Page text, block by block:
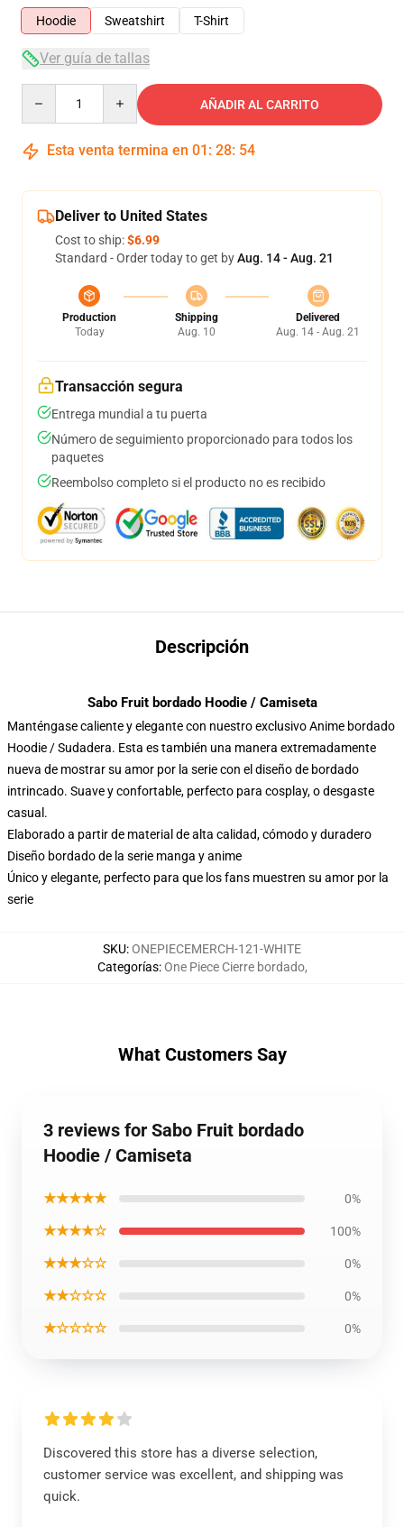
Hoodie
Sweatshirt T-Shirt
Ver guía de tallas
AÑADIR AL CARRITO
Esta venta termina en 01 : 28: 54
Deliver to United States
Cost to ship:$6.99
Standard - Order today to get byAug. 14 - Aug. 21
Production
Today
Shipping
Aug. 10
Delivered
Aug. 14 - Aug. 21
Transacción segura
Entrega mundial a tu puerta
Número de seguimiento proporcionado para todos los
paquetes
Reembolso completo si el producto no es recibido
Descripción
Sabo Fruit bordado Hoodie / Camiseta
Manténgase caliente y elegante con nuestro exclusivo Anime bordado
Hoodie / Sudadera. Esta es también una manera extremadamente
nueva de mostrar su amor por la serie con el diseño de bordado
intrincado. Suave y confortable, perfecto para cosplay, o desgaste
casual.
Elaborado a partir de material de alta calidad, cómodo y duradero
Diseño bordado de la serie manga y anime
Único y elegante, perfecto para que los fans muestren su amor por la
serie
SKU:ONEPIECEMERCH-121-WHITE
Categorías:One Piece Cierre bordado,
What Customers Say
3 reviews for Sabo Fruit bordado
Hoodie / Camiseta
★★★★★ 0%
★★★★☆ 100%
★★★☆☆ 0%
★★☆☆☆ 0%
★☆☆☆☆ 0%
Discovered this store has a diverse selection,
customer service was excellent, and shipping was
quick.